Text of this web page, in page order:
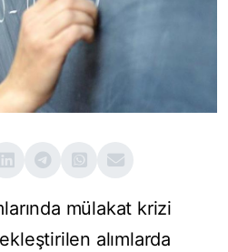
mülakat krizi
alımlarda